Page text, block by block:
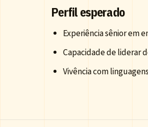
Perfil esperado
Experiência sênior em
Capacidade de liderar
Vivência com